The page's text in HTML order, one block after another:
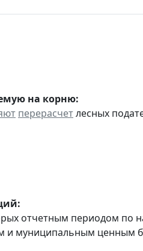
на корню:
перерасчетлесных
отчетным периодом по
и муниципальным ценным